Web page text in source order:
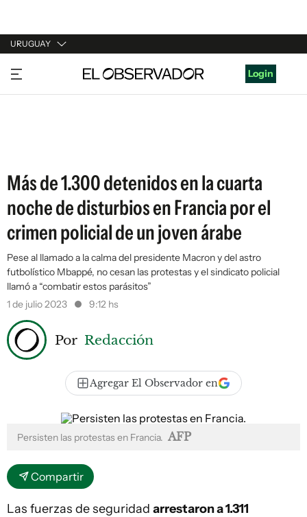
URUGUAY
URUGUAY
ARGENTINA
Login
Más de 1.300 detenidos en la cuarta
noche de disturbios en Francia por el
crimen policial de un joven árabe
Pese al llamado a la calma del presidente Macron y del astro
futbolístico Mbappé, no cesan las protestas y el sindicato policial
llamó a “combatir estos parásitos”
1 de julio 2023
9:12 hs
Por Redacción
Agregar El Observador en
Persisten las protestas en Francia. AFP
Compartir
Las fuerzas de seguridad arrestaron a 1.311